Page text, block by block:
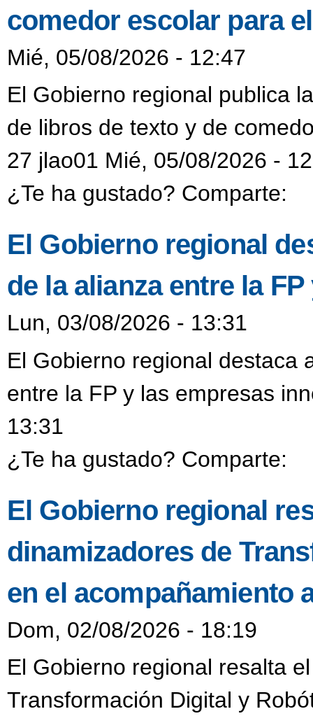
comedor escolar para
Mié, 05/08/2026 - 12:47
El Gobierno regional publica
de libros de texto y de
27 jlao01 Mié, 05/08/2026 -
¿Te ha gustado? Comparte:
El Gobierno regional
de la alianza entre la
Lun, 03/08/2026 - 13:31
El Gobierno regional destaca
entre la FP y las empresas
13:31
¿Te ha gustado? Comparte:
El Gobierno regional
dinamizadores de
en el acompañamiento
Dom, 02/08/2026 - 18:19
El Gobierno regional resalta
Transformación Digital y